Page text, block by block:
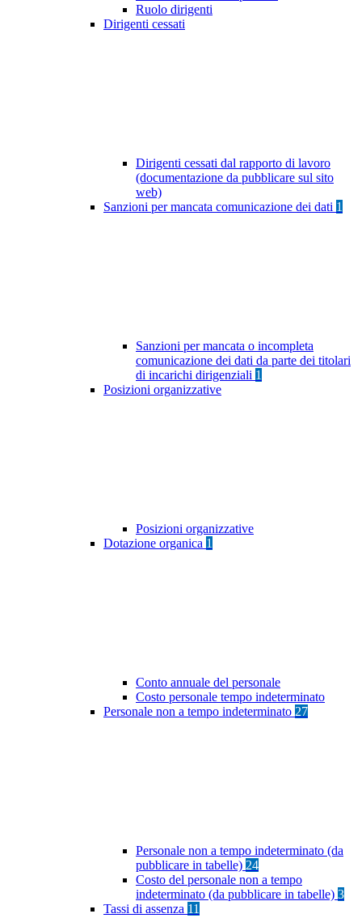
Ruolo dirigenti
Dirigenti cessati
Dirigenti cessati dal rapporto di lavoro
(documentazione da pubblicare sul sito
web)
Sanzioni per mancata comunicazione dei dati 1
Sanzioni per mancata o incompleta
comunicazione dei dati da parte dei titolari
di incarichi dirigenziali 1
Posizioni organizzative
Posizioni organizzative
Dotazione organica 1
Conto annuale del personale
Costo personale tempo indeterminato
Personale non a tempo indeterminato 27
Personale non a tempo indeterminato (da
pubblicare in tabelle) 24
Costo del personale non a tempo
indeterminato (da pubblicare in tabelle) 3
Tassi di assenza 11